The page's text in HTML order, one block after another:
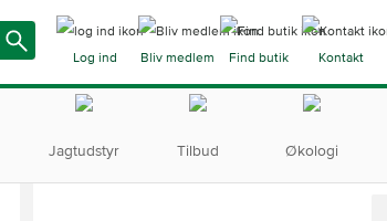
Log ind Bliv medlem Find butik Kontakt
Jagtudstyr Tilbud Økologi